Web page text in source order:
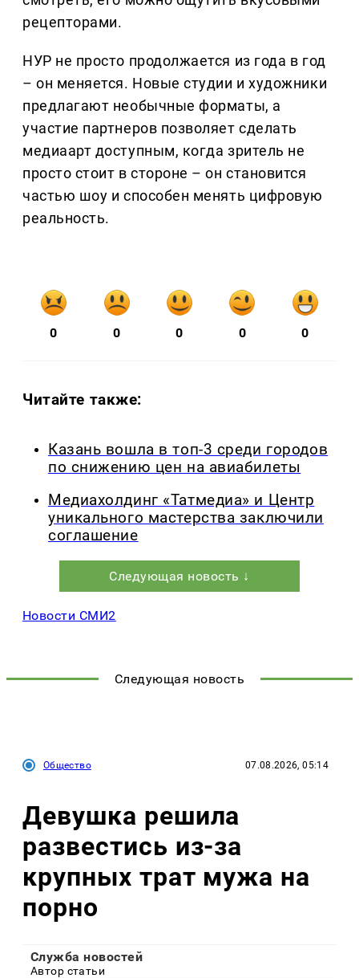
рецепторами.
НУР не просто продолжается из года в год
– он меняется. Новые студии и художники
предлагают необычные форматы, а
участие партнеров позволяет сделать
медиаарт доступным, когда зритель не
просто стоит в стороне – он становится
частью шоу и способен менять цифровую
реальность.
0 0 0 0 0
Читайте также:
Казань вошла в топ-3 среди городов
по снижению цен на авиабилеты
Медиахолдинг «Татмедиа» и Центр
уникального мастерства заключили
соглашение
Следующая новость ↓
Новости СМИ2
Следующая новость
Общество 07.08.2026, 05:14
Девушка решила
развестись из-за
крупных трат мужа на
порно
Служба новостей
Автор статьи